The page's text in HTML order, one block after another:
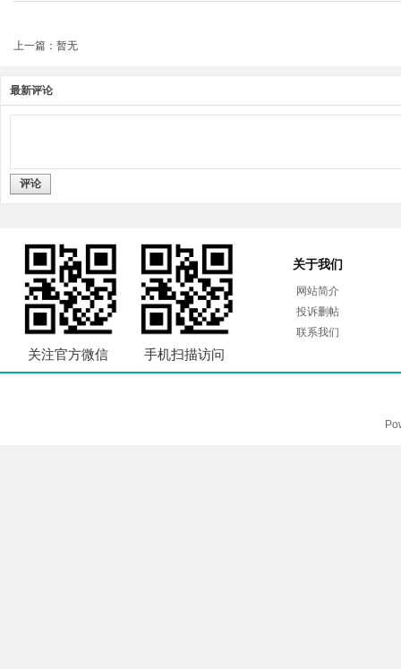
上一篇：暂无
最新评论
评论
关注官方微信 手机扫描访问
关于我们
网站简介
投诉删帖
联系我们